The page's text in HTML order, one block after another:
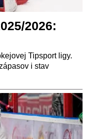
2026:
Tipsport ligy.
i stav